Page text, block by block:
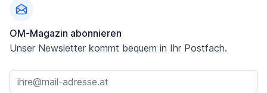
OM-Magazin abonnieren
Unser Newsletter kommt bequem in Ihr Postfach.